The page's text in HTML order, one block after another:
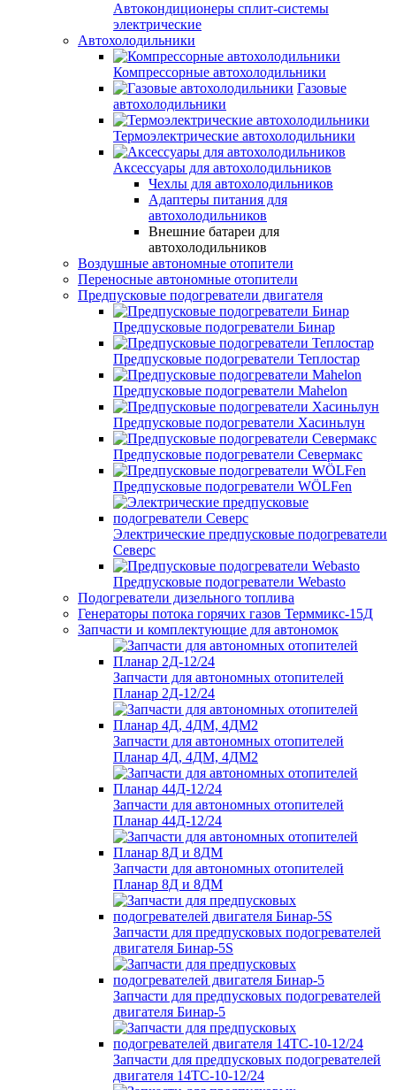
Автокондиционеры сплит-системы
электрические
Автохолодильники
Компрессорные автохолодильники
Газовые
автохолодильники
Термоэлектрические автохолодильники
Аксессуары для автохолодильников
Чехлы для автохолодильников
Адаптеры питания для
автохолодильников
Внешние батареи для
автохолодильников
Воздушные автономные отопители
Переносные автономные отопители
Предпусковые подогреватели двигателя
Предпусковые подогреватели Бинар
Предпусковые подогреватели Теплостар
Предпусковые подогреватели Mahelon
Предпусковые подогреватели Хасиньлун
Предпусковые подогреватели Севермакс
Предпусковые подогреватели WÖLFen
Электрические предпусковые подогреватели
Северс
Предпусковые подогреватели Webasto
Подогреватели дизельного топлива
Генераторы потока горячих газов Терммикс-15Д
Запчасти и комплектующие для автономок
Запчасти для автономных отопителей
Планар 2Д-12/24
Запчасти для автономных отопителей
Планар 4Д, 4ДМ, 4ДМ2
Запчасти для автономных отопителей
Планар 44Д-12/24
Запчасти для автономных отопителей
Планар 8Д и 8ДМ
Запчасти для предпусковых подогревателей
двигателя Бинар-5S
Запчасти для предпусковых подогревателей
двигателя Бинар-5
Запчасти для предпусковых подогревателей
двигателя 14ТС-10-12/24